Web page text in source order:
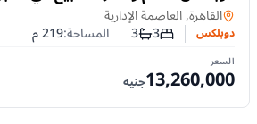
الإدارية الجديدة
دوبلكس في
القاهرة, العاصمة الإدارية
دوبلكس عدد غرف النوم
3عدد الحمامات
3 المساحة:219م
السعر
13,260,000جنيه